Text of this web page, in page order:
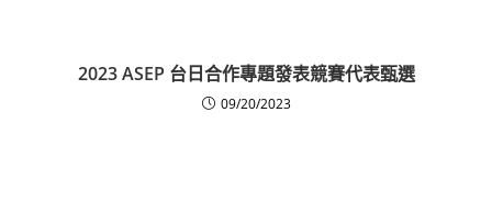
2023 ASEP 台日合作專題發表競賽代表甄選
09/20/2023